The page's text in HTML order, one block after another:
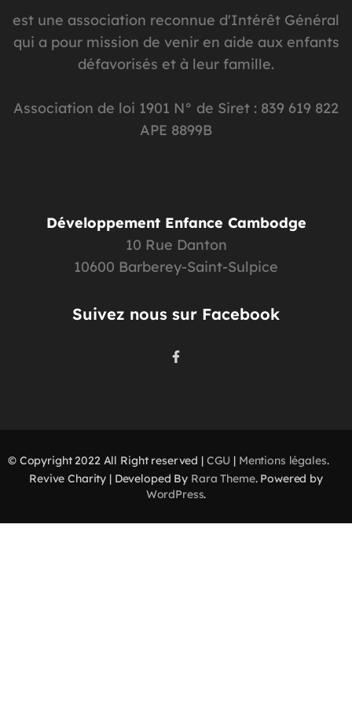
est une association reconnue d'Intérêt Général
qui a pour mission de venir en aide aux enfants
défavorisés et à leur famille.
Association de loi 1901 N° de Siret : 839 619 822
APE 8899B
Développement Enfance Cambodge
10 Rue Danton
10600 Barberey-Saint-Sulpice
Suivez nous sur Facebook
© Copyright 2022 All Right reserved | CGU | Mentions légales.
Revive Charity | Developed By Rara Theme. Powered by
WordPress.